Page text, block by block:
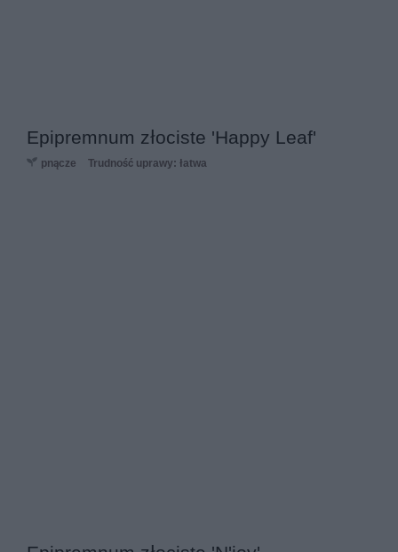
Epipremnum złociste 'Happy Leaf'
pnącze Trudność uprawy: łatwa